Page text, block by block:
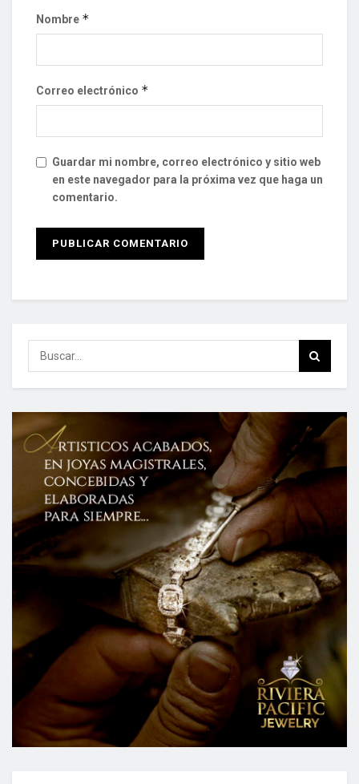
Nombre *
Correo electrónico *
Guardar mi nombre, correo electrónico y sitio web
en este navegador para la próxima vez que haga un
comentario.